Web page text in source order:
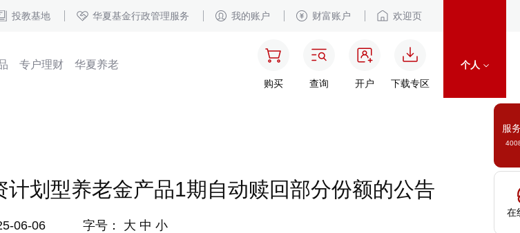
服
在
投教基地 华夏基金行政管理服务 我的账户 财富账户 欢迎页
专户理财 华夏养老
购买 查询 开户 下载专区
个人
划型养老金产品1期自动赎回部分份额的公告
06-06 字号： 大 中 小